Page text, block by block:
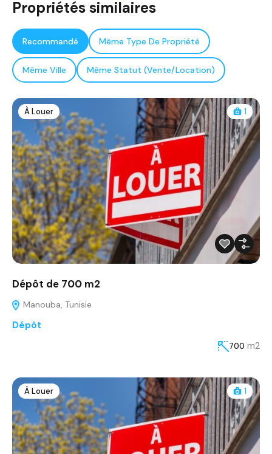
Propriétés similaires
Recommandé Même Type De Propriété
Même Ville Même Statut (Vente/Location)
À Louer 1
Dépôt de 700 m2
Manouba, Tunisie
Dépôt
700 m2
À Louer 1